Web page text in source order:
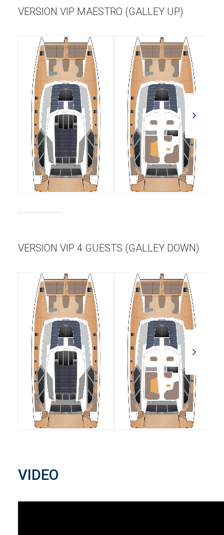
VERSION VIP MAESTRO (GALLEY UP)
VERSION VIP 4 GUESTS (GALLEY DOWN)
VIDEO